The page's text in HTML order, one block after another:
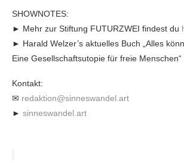
SHOWNOTES:
► Mehr zur Stiftung FUTURZWEI findest du
► Harald Welzer’s aktuelles Buch „Alles
Eine Gesellschaftsutopie für freie
Kontakt:
✉ redaktion@sinneswandel.art
► sinneswandel.art